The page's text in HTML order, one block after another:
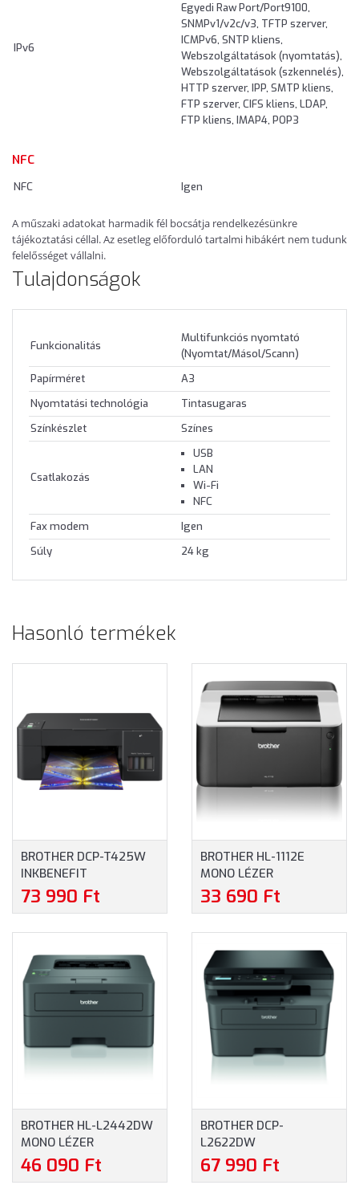
IPv6
Egyedi Raw Port/Port9100,
SNMPv1/v2c/v3, TFTP szerver,
ICMPv6, SNTP kliens,
Webszolgáltatások (nyomtatás),
Webszolgáltatások (szkennelés),
HTTP szerver, IPP, SMTP kliens,
FTP szerver, CIFS kliens, LDAP,
FTP kliens, IMAP4, POP3
NFC
NFC Igen
A műszaki adatokat harmadik fél bocsátja rendelkezésünkre
tájékoztatási céllal. Az esetleg előforduló tartalmi hibákért nem tudunk
felelősséget vállalni.
Tulajdonságok
Funkcionalitás
Multifunkciós nyomtató
(Nyomtat/Másol/Scann)
Papírméret
A3
Nyomtatási technológia
Tintasugaras
Színkészlet
Színes
Csatlakozás
USB
LAN
Wi-Fi
NFC
Fax modem
Igen
Súly
24 kg
Hasonló termékek
BROTHER DCP-T425W
INKBENEFIT
MULTIFUNKCIÓS SZÍNES
TINTASUGARAS
(DCPT425WYJ1)
73 990 Ft
BROTHER HL-1112E
MONO LÉZER
NYOMTATÓ (HL1112EYJ1)
33 690 Ft
BROTHER HL-L2442DW
MONO LÉZER
NYOMTATÓ
(HLL2442DWYJ1)
46 090 Ft
BROTHER DCP-
L2622DW
MULTIFUNKCIÓS MONO
LÉZER NYOMTATÓ
67 990 Ft